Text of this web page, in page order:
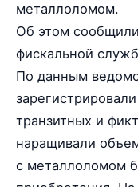
металлоломом.
Об этом
фискальной
По данным
транзитных и
наращивали
с металлоломом